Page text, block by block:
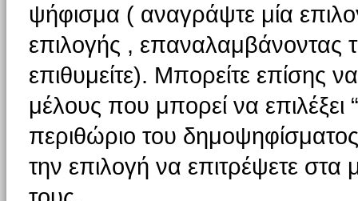
ψήφισμα ( αναγράψτε μία
επιλογής , επαναλαμβάνοντας
επιθυμείτε). Μπορείτε επίσης
μέλους που μπορεί να επιλέξει
περιθώριο του
την επιλογή να επιτρέψετε στα